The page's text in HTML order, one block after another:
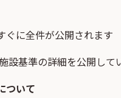
ぐに全件が公開されます
基準の詳細を公開して
ついて